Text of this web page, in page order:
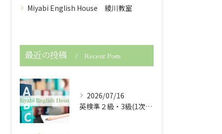
Miyabi English House 綾川教室
最近の投稿 Recent Posts
2026/07/16
英検準２級・3級(1次試験)・５級に合格しました！